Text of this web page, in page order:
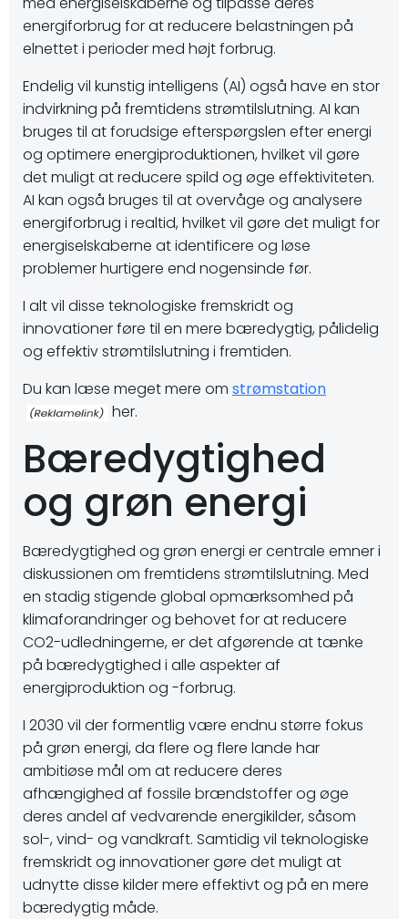
energiforbrug for at reducere belastningen på
elnettet i perioder med højt forbrug.
Endelig vil kunstig intelligens (AI) også have en stor
indvirkning på fremtidens strømtilslutning. AI kan
bruges til at forudsige efterspørgslen efter energi
og optimere energiproduktionen, hvilket vil gøre
det muligt at reducere spild og øge effektiviteten.
AI kan også bruges til at overvåge og analysere
energiforbrug i realtid, hvilket vil gøre det muligt for
energiselskaberne at identificere og løse
problemer hurtigere end nogensinde før.
I alt vil disse teknologiske fremskridt og
innovationer føre til en mere bæredygtig, pålidelig
og effektiv strømtilslutning i fremtiden.
Du kan læse meget mere om strømstation
her.
Bæredygtighed
og grøn energi
Bæredygtighed og grøn energi er centrale emner i
diskussionen om fremtidens strømtilslutning. Med
en stadig stigende global opmærksomhed på
klimaforandringer og behovet for at reducere
CO2-udledningerne, er det afgørende at tænke
på bæredygtighed i alle aspekter af
energiproduktion og -forbrug.
I 2030 vil der formentlig være endnu større fokus
på grøn energi, da flere og flere lande har
ambitiøse mål om at reducere deres
afhængighed af fossile brændstoffer og øge
deres andel af vedvarende energikilder, såsom
sol-, vind- og vandkraft. Samtidig vil teknologiske
fremskridt og innovationer gøre det muligt at
udnytte disse kilder mere effektivt og på en mere
bæredygtig måde.